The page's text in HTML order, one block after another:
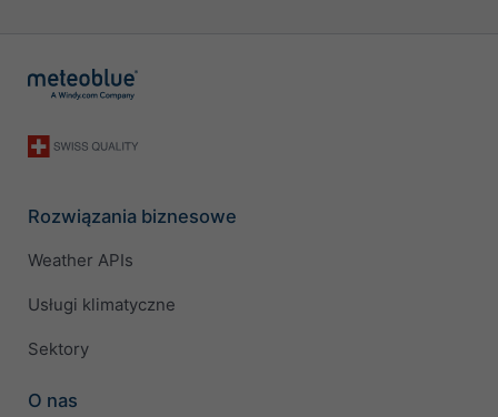
Rozwiązania biznesowe
Weather APIs
Usługi klimatyczne
Sektory
O nas